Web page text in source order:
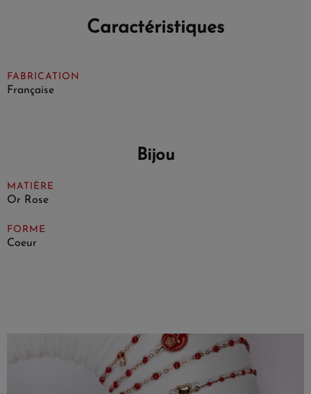
Caractéristiques
FABRICATION
Française
Bijou
MATIÈRE
Or Rose
FORME
Coeur